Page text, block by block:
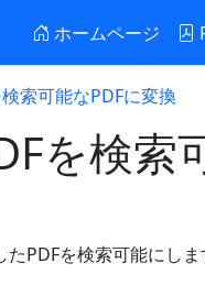
ホームページ
索可能なPDFに変換
を検索
PDFを検索可能にしま